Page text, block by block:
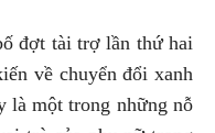
đợt tài trợ lần thứ hai
về chuyển đổi xanh
là một trong những nỗ